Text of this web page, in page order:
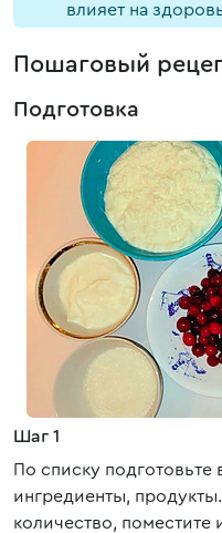
влияет на
Пошаговый
Подготовка
Шаг 1
По списку подготовьте
ингредиенты,
количество,